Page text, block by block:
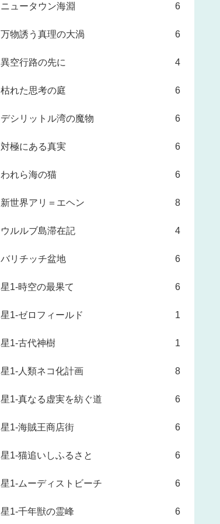
ニュータウン海淵 6
万物誘う真理の大渦 6
異空行路の先に 4
枯れた思考の庭 6
デシリットル湾の魔物 6
対極にある真実 6
われら海の猫 6
新世界アリ＝エヘン 8
ウルルブ島滞在記 4
バリチッチ盆地 6
星1-時空の最果て 6
星1-ゼロフィールド 1
星1-古代神樹 1
星1-人類ネコ化計画 8
星1-真なる虚実を紡ぐ道 6
星1-海賊王商店街 6
星1-猫追いしふるさと 6
星1-ムーディストビーチ 6
星1-千年獣の霊峰 6